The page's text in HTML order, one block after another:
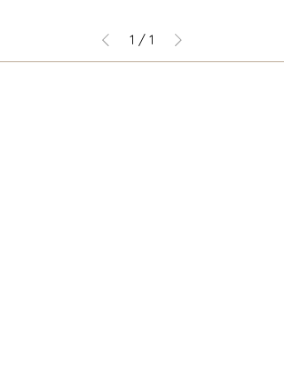
1 / 1